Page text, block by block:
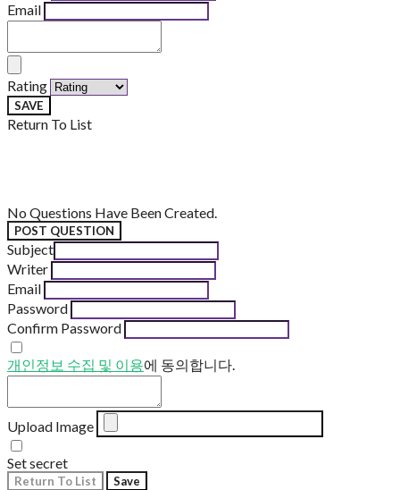
Email
Rating
SAVE
Return To List
No Questions Have Been Created.
POST QUESTION
Subject
Writer
Email
Password
Confirm Password
개인정보 수집 및 이용에 동의합니다.
Upload Image
Set secret
Return To List Save